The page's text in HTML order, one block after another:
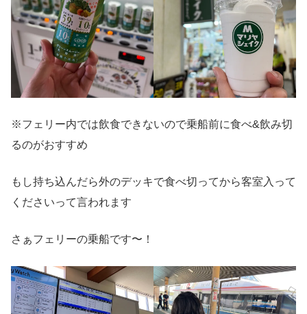
※フェリー内では飲食できないので乗船前に食べ&飲み切
るのがおすすめ
もし持ち込んだら外のデッキで食べ切ってから客室入って
くださいって言われます
さぁフェリーの乗船です〜！